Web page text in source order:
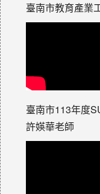
臺南市教育產業
臺南市113年度
許媖華老師